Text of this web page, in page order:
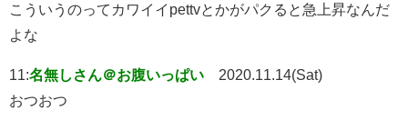
こういうのってカワイイpettvとかがパクると急上昇なんだ
よな
11:名無しさん＠お腹いっぱい
2020.11.14(Sat)
おつおつ